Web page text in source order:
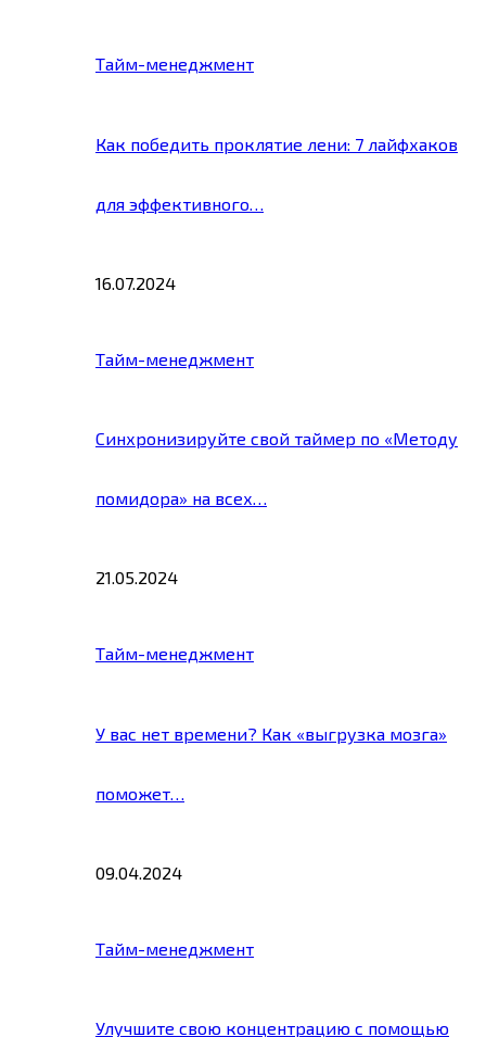
Тайм-менеджмент
Как победить проклятие лени: 7 лайфхаков
для эффективного…
16.07.2024
Тайм-менеджмент
Синхронизируйте свой таймер по «Методу
помидора» на всех…
21.05.2024
Тайм-менеджмент
У вас нет времени? Как «выгрузка мозга»
поможет…
09.04.2024
Тайм-менеджмент
Улучшите свою концентрацию с помощью